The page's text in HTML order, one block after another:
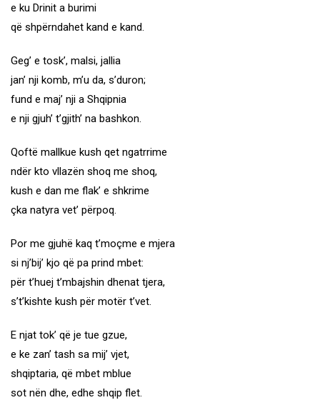
e ku Drinit a burimi
që shpërndahet kand e kand.
Geg’ e tosk’, malsi, jallia
jan’ nji komb, m’u da, s’duron;
fund e maj’ nji a Shqipnia
e nji gjuh’ t’gjith’ na bashkon.
Qoftë mallkue kush qet ngatrrime
ndër kto vllazën shoq me shoq,
kush e dan me flak’ e shkrime
çka natyra vet’ përpoq.
Por me gjuhë kaq t’moçme e mjera
si nj’bij’ kjo që pa prind mbet:
për t’huej t’mbajshin dhenat tjera,
s’t’kishte kush për motër t’vet.
E njat tok’ që je tue gzue,
e ke zan’ tash sa mij’ vjet,
shqiptaria, që mbet mblue
sot nën dhe, edhe shqip flet.